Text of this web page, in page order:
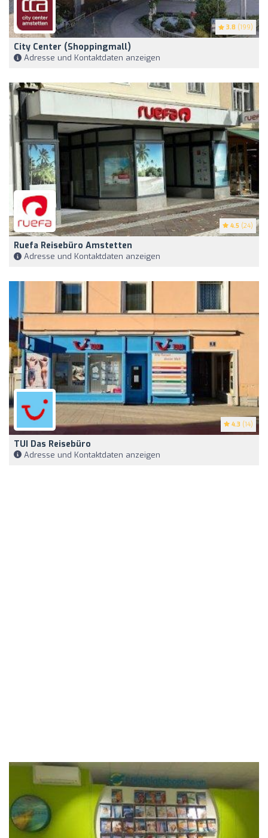
3.8 (199)
City Center (Shoppingmall)
Adresse und Kontaktdaten anzeigen
4.5 (24)
Ruefa Reisebüro Amstetten
Adresse und Kontaktdaten anzeigen
4.3 (14)
TUI Das Reisebüro
Adresse und Kontaktdaten anzeigen